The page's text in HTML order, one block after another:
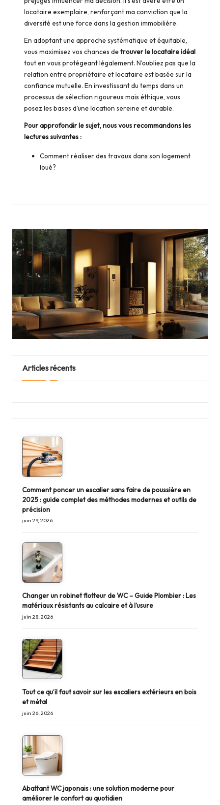
locataire exemplaire, renforçant ma conviction que la
diversité est une force dans la gestion immobilière.
En adoptant une approche systématique et équitable,
vous maximisez vos chances de trouver le locataire idéal
tout en vous protégeant légalement. N’oubliez pas que la
relation entre propriétaire et locataire est basée sur la
confiance mutuelle. En investissant du temps dans un
processus de sélection rigoureux mais éthique, vous
posez les bases d’une location sereine et durable.
Pour approfondir le sujet, nous vous recommandons les
lectures suivantes :
Comment réaliser des travaux dans son logement
loué?
Articles récents
Comment poncer un escalier sans faire de poussière en
2025 : guide complet des méthodes modernes et outils de
précision
juin 29, 2026
Changer un robinet flotteur de WC – Guide Plombier : Les
matériaux résistants au calcaire et à l’usure
juin 28, 2026
Tout ce qu’il faut savoir sur les escaliers extérieurs en bois
et métal
juin 26, 2026
Abattant WC japonais : une solution moderne pour
améliorer le confort au quotidien